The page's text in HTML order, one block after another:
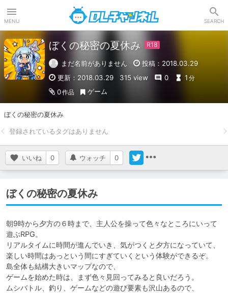
MENU SEARCH
ぼくの秘密の夏休み
まだ名前がありません
投稿：2018.03.29
更新：2018.03.29
315 view 0 1 分
0作品 ゲーム
ぼくの秘密の夏休み
いいね 0 ウォッチ 0
ぼくの秘密の夏休み
朝9時から夕方の６時まで、主人公を操って色々なところにいって
遊ぶRPG。
リアルタイムに時間が進んでいき、気がつくと夕方になっていて、
楽しい時間はあっという間にすぎていくという体験ができるぞ。
島全体も結構大きいマップなので、
ゲームを始めた時は、まず色々見回ってみると良いだろう。
ムシバトル、釣り、ゲームなどの遊び要素も沢山あるので、